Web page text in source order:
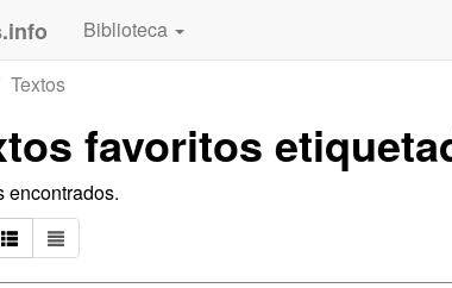
Biblioteca
Textos
favoritos
encontrados.